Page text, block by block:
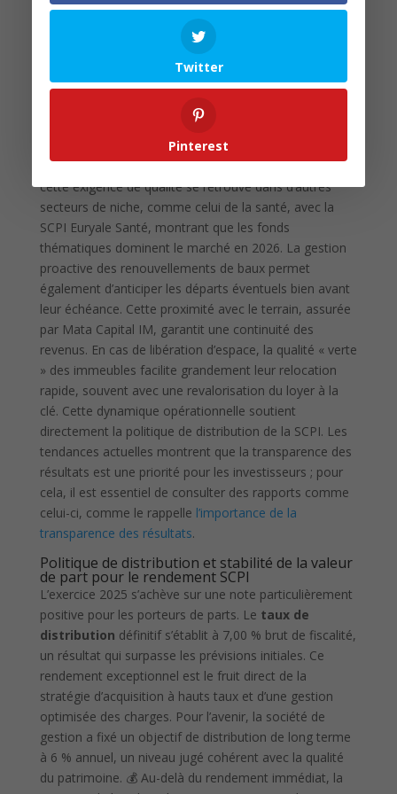
(LTV) 🏦
La robustesse de ces chiffres place la SCPI dans le
peloton de tête des véhicules de sa catégorie. Pour les
épargnants, cette santé financière est le socle de la
confiance. Il est d’ailleurs intéressant de noter que
cette exigence de qualité se retrouve dans d’autres
secteurs de niche, comme celui de la santé, avec la
SCPI Euryale Santé, montrant que les fonds
thématiques dominent le marché en 2026. La gestion
proactive des renouvellements de baux permet
également d’anticiper les départs éventuels bien avant
leur échéance. Cette proximité avec le terrain, assurée
par Mata Capital IM, garantit une continuité des
revenus. En cas de libération d’espace, la qualité « verte
» des immeubles facilite grandement leur relocation
rapide, souvent avec une revalorisation du loyer à la
clé. Cette dynamique opérationnelle soutient
directement la politique de distribution de la SCPI. Les
tendances actuelles montrent que la transparence des
résultats est une priorité pour les investisseurs ; pour
cela, il est essentiel de consulter des rapports comme
celui-ci, comme le rappelle l’importance de la
transparence des résultats.
Politique de distribution et stabilité de la valeur
de part pour le rendement SCPI
L’exercice 2025 s’achève sur une note particulièrement
positive pour les porteurs de parts. Le taux de
distribution définitif s’établit à 7,00 % brut de fiscalité,
un résultat qui surpasse les prévisions initiales. Ce
rendement exceptionnel est le fruit direct de la
stratégie d’acquisition à hauts taux et d’une gestion
optimisée des charges. Pour l’avenir, la société de
gestion a fixé un objectif de distribution de long terme
à 6 % annuel, un niveau jugé cohérent avec la qualité
du patrimoine. 💰 Au-delà du rendement immédiat, la
Twitter
Pinterest